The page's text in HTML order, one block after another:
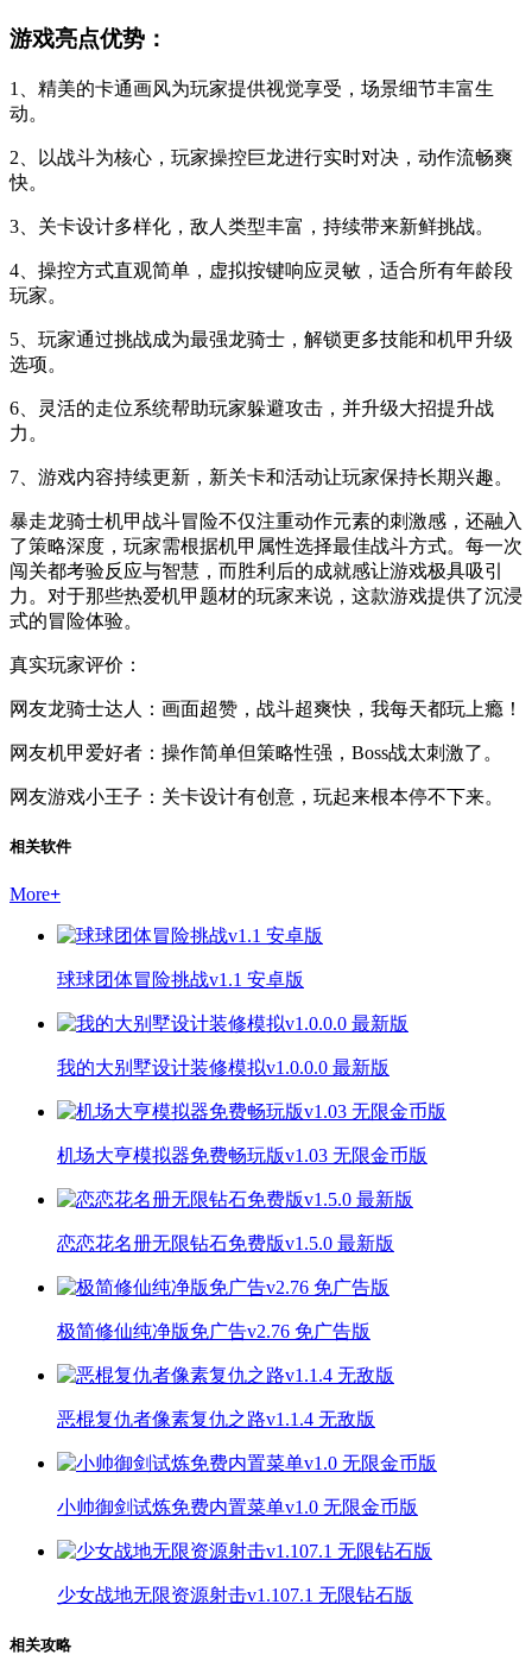
游戏亮点优势：
1、精美的卡通画风为玩家提供视觉享受，场景细节丰富生
动。
2、以战斗为核心，玩家操控巨龙进行实时对决，动作流畅爽
快。
3、关卡设计多样化，敌人类型丰富，持续带来新鲜挑战。
4、操控方式直观简单，虚拟按键响应灵敏，适合所有年龄段
玩家。
5、玩家通过挑战成为最强龙骑士，解锁更多技能和机甲升级
选项。
6、灵活的走位系统帮助玩家躲避攻击，并升级大招提升战
力。
7、游戏内容持续更新，新关卡和活动让玩家保持长期兴趣。
暴走龙骑士机甲战斗冒险不仅注重动作元素的刺激感，还融入
了策略深度，玩家需根据机甲属性选择最佳战斗方式。每一次
闯关都考验反应与智慧，而胜利后的成就感让游戏极具吸引
力。对于那些热爱机甲题材的玩家来说，这款游戏提供了沉浸
式的冒险体验。
真实玩家评价：
网友龙骑士达人：画面超赞，战斗超爽快，我每天都玩上瘾！
网友机甲爱好者：操作简单但策略性强，Boss战太刺激了。
网友游戏小王子：关卡设计有创意，玩起来根本停不下来。
相关软件
More+
球球团体冒险挑战v1.1 安卓版
我的大别墅设计装修模拟v1.0.0.0 最新版
机场大亨模拟器免费畅玩版v1.03 无限金币版
恋恋花名册无限钻石免费版v1.5.0 最新版
极简修仙纯净版免广告v2.76 免广告版
恶棍复仇者像素复仇之路v1.1.4 无敌版
小帅御剑试炼免费内置菜单v1.0 无限金币版
少女战地无限资源射击v1.107.1 无限钻石版
相关攻略